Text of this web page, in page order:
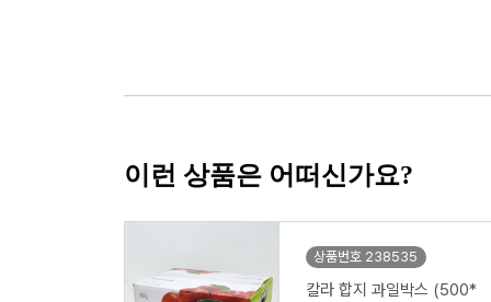
이런 상품은 어떠신가요?
상품번호 238535
칼라 합지 과일박스 (500*